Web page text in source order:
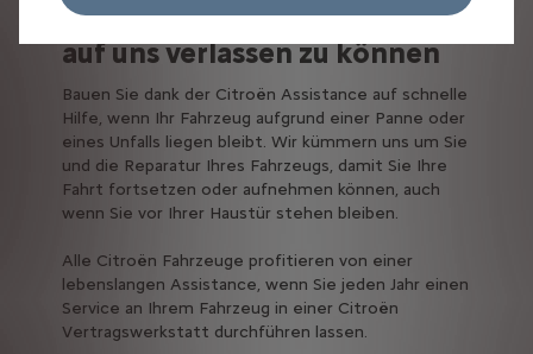
Das beruhigende Gefühl, sich
auf uns verlassen zu können
Bauen Sie dank der Citroën Assistance auf schnelle
Hilfe, wenn Ihr Fahrzeug aufgrund einer Panne oder
eines Unfalls liegen bleibt. Wir kümmern uns um Sie
und die Reparatur Ihres Fahrzeugs, damit Sie Ihre
Fahrt fortsetzen oder aufnehmen können, auch
wenn Sie vor Ihrer Haustür stehen bleiben.
Alle Citroën Fahrzeuge profitieren von einer
lebenslangen Assistance, wenn Sie jeden Jahr einen
Service an Ihrem Fahrzeug in einer Citroën
Vertragswerkstatt durchführen lassen.